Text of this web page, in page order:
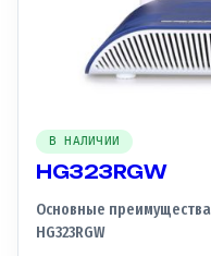
В НАЛИЧИИ
HG323RGW
Основные преимущества
HG323RGW